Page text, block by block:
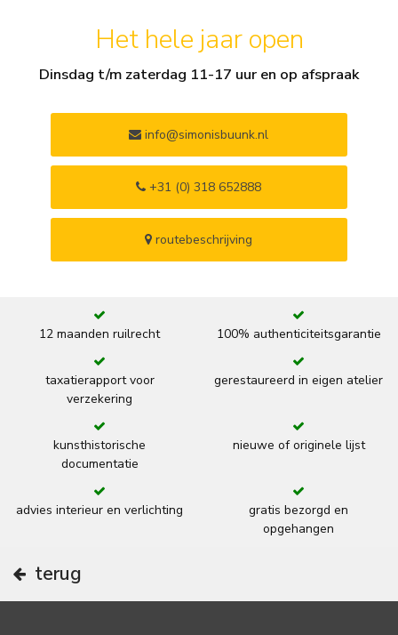
Het hele jaar open
Dinsdag t/m zaterdag 11-17 uur en op afspraak
info@simonisbuunk.nl
+31 (0) 318 652888
routebeschrijving
12 maanden ruilrecht 100% authenticiteitsgarantie
taxatierapport voor
verzekering
gerestaureerd in eigen atelier
kunsthistorische
documentatie
nieuwe of originele lijst
advies interieur en verlichting
gratis bezorgd en
opgehangen
terug